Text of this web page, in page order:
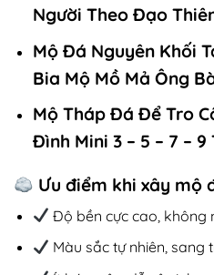
Người Theo Đạo
Mộ Đá Nguyên Khối
Bia Mộ Mồ Mả Ông
Mộ Tháp Đá Để Tro
Đình Mini 3 – 5 – 7 –
Ưu điểm khi xây mộ
Độ bền cực cao, không
Màu sắc tự nhiên, sang